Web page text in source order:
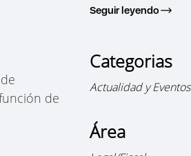
de
Seguir leyendo
Categorias
Actualidad y Eventos
Área